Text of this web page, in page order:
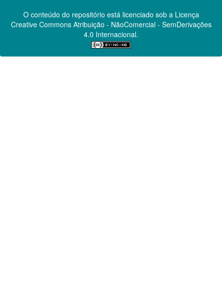
O conteúdo do repositório está licenciado sob a Licença
Creative CommonsAtribuição - NãoComercial - SemDerivações
4.0 Internacional.